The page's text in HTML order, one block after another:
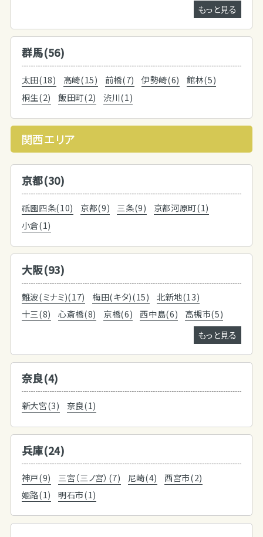
もっと見る
群馬(56)
太田(18) 高崎(15) 前橋(7) 伊勢崎(6)
館林(5)
桐生(2)
飯田町(2) 渋川(1)
関西エリア
京都(30)
祇園四条(10) 京都(9) 三条(9)
京都河原町(1)
小倉(1)
大阪(93)
難波(ミナミ)(17) 梅田(キタ)(15)
北新地(13)
十三(8)
心斎橋(8) 京橋(6) 西中島(6)
高槻市(5)
もっと見る
奈良(4)
新大宮(3) 奈良(1)
兵庫(24)
神戸(9) 三宮（三ノ宮）(7) 尼崎(4)
西宮市(2)
姫路(1)
明石市(1)